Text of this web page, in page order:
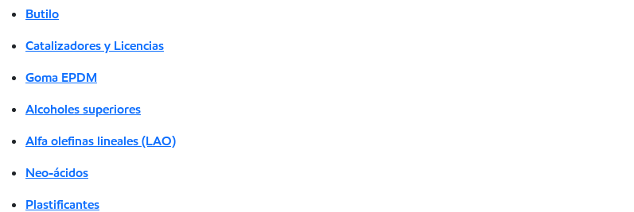
Butilo
Catalizadores y Licencias
Goma EPDM
Alcoholes superiores
Alfa olefinas lineales (LAO)
Neo-ácidos
Plastificantes